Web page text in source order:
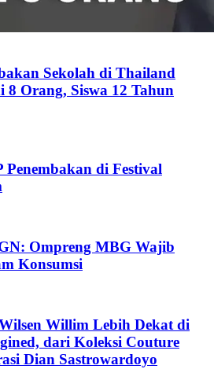
Sekolah di Thailand
8 Orang, Siswa 12 Tahun
di Festival
Ompreng MBG Wajib
Konsumsi
Willim Lebih Dekat di
dari Koleksi Couture
Dian Sastrowardoyo